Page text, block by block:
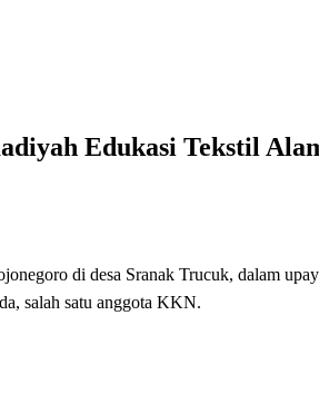
Edukasi Tekstil
di desa Sranak Trucuk, dalam
salah satu anggota KKN.